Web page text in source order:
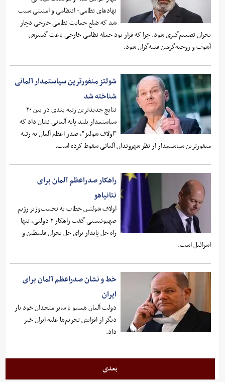
نهادهای نظامی- انتظامی و امنیتی سبب
شد که ضلع حمایت نظامی خارجی دچار
بحران تصمیم‌گیری شود. چرا که قرار بود حمله نظامی خارجی باعث گسترش
آشوب و روحیه‌گرفتن فتنه‌گران شود.
شولتز منفورترین سیاستمدار آلمانی
شناخته شد
نتایج جدیدترین رتبه بندی در بین ۲۰
سیاستمدار بلند پایه آلمانی نشان داد که
"اولاف شولتز"، صدر اعظم آلمان به رتبه
منفورترین سیاستمدار از نظر شهروندان آلمانی سقوط کرده است.
راهکار صدراعظم آلمان برای
نتانیاهو
اولاف شولتس خطاب به نخست‌وزیر رژیم
صهیونیستی گفت راهکار ۲ دولتی، تنها
راه حل پایدار برای حل بحران فلسطین و
اسرائیل است.
خط و نشان صدراعظم آلمان برای
ایران
دولت آلمان همسو با سایر متحدان خود بار
دیگر از افزایش تحریم‌ها علیه ایران خبر
داد.
بعدی